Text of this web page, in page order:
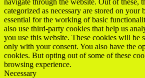
navigate through the website. Out of these,
categorized as necessary are stored on your
essential for the working of basic
also use third-party cookies that help us
you use this website. These cookies will be
only with your consent. You also have the
cookies. But opting out of some of these
browsing experience.
Necessary